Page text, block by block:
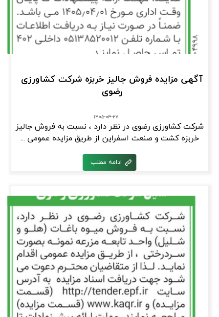
آگهی مزایده فروش جالیز خربزه شرکت کشاورزی
رضوی
۱۴۰۵-۰۳-۲۷
شرکت کشاورزی رضوی در نظر دارد ، نسبت به فروش جالیز
خربزه کشت و صنعت اسفراین از طریق مزایده عمومی ...
ادامه مطلب